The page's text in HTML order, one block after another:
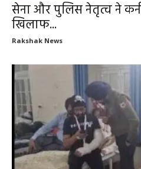
सेना और पुलिस नेतृत्व ने
खिलाफ...
Rakshak News